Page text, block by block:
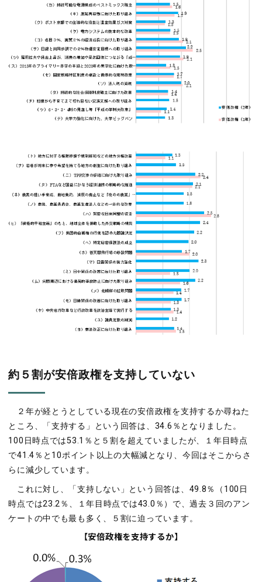
約５割が安倍政権を支持していない
２年が経とうとしている現在の安倍政権を支持するか尋ねた
ところ、「支持する」という回答は、34.6％となりました。
100日時点では53.1％と５割を超えていましたが、１年目時点
で41.4％と10ポイント以上の大幅減となり、今回はそこからさ
らに減少しています。
これに対し、「支持しない」という回答は、49.8％（100日
時点では23.2％、１年目時点では43.0％）で、過去３回のアン
ケートの中でも最も多く、５割に迫っています。
【安倍政権を支持するか】